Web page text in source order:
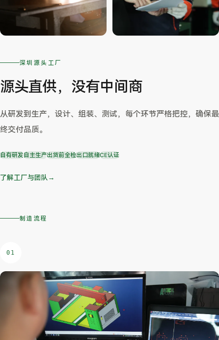
深圳源头工厂
源头直供，没有中间商
从研发到生产，设计、组装、测试，每个环节严格把控，确保最
终交付品质。
自有研发自主生产出货前全检出口就绪CE认证
了解工厂与团队→
制造流程
01